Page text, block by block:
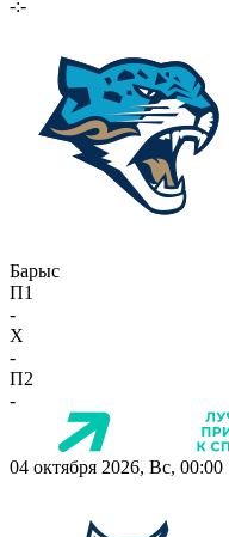
-:-
Барыс
П1
-
X
-
П2
-
04 октября 2026, Вс, 00:00